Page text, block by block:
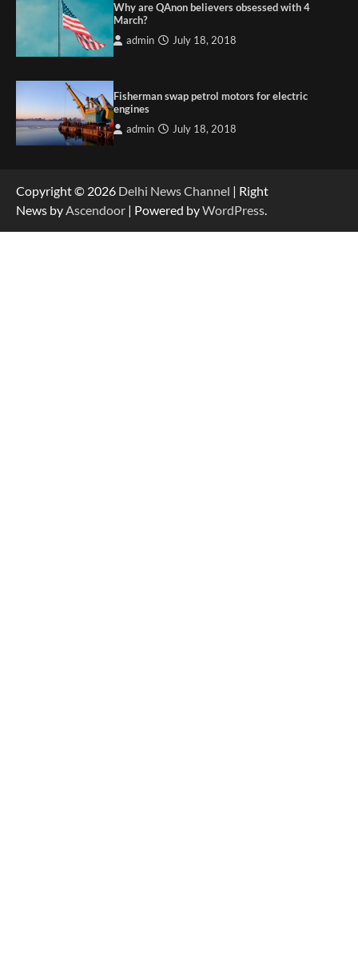
Why are QAnon believers obsessed with 4
March?
admin July 18, 2018
Fisherman swap petrol motors for electric
engines
admin July 18, 2018
Copyright © 2026 Delhi News Channel | Right
News byAscendoor | Powered byWordPress.